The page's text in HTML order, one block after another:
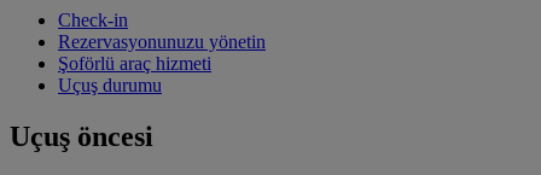
Check-in
Rezervasyonunuzu yönetin
Şoförlü araç hizmeti
Uçuş durumu
Uçuş öncesi